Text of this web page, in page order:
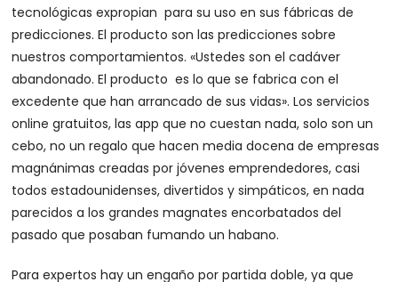
tecnológicas expropian para su uso en sus fábricas de
predicciones. El producto son las predicciones sobre
nuestros comportamientos. «Ustedes son el cadáver
abandonado. El producto es lo que se fabrica con el
excedente que han arrancado de sus vidas». Los servicios
online gratuitos, las app que no cuestan nada, solo son un
cebo, no un regalo que hacen media docena de empresas
magnánimas creadas por jóvenes emprendedores, casi
todos estadounidenses, divertidos y simpáticos, en nada
parecidos a los grandes magnates encorbatados del
pasado que posaban fumando un habano.
Para expertos hay un engaño por partida doble, ya que